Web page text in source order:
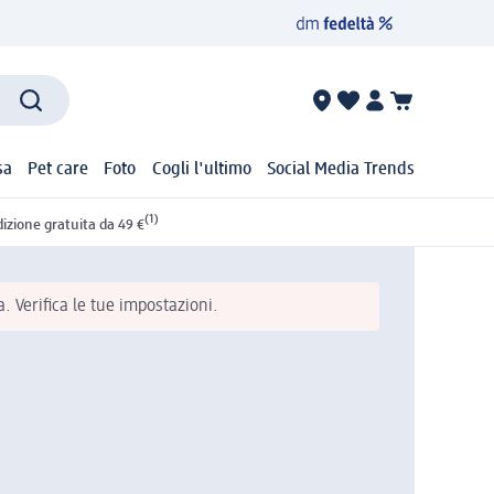
Pet care Foto Cogli l'ultimo Social Media Trends
gratuita da 49 €(1)
Verifica le tue impostazioni.